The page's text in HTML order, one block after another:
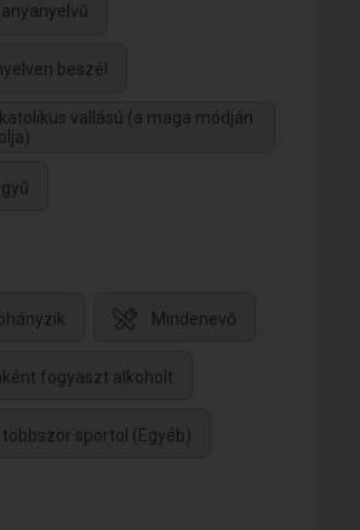
beszél
vallású (a maga módján
Mindenevő
fogyaszt alkoholt
sportol (Egyéb)